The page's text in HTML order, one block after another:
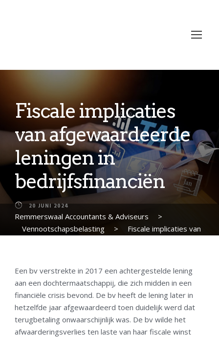
Fiscale implicaties
van afgewaardeerde
leningen in
bedrijfsfinanciën
20 JUNI 2024
Remmerswaal Accountants & Adviseurs
>
Vennootschapsbelasting
>
Fiscale implicaties van
Een bv verstrekte in 2017 een achtergestelde lening
aan een dochtermaatschappij, die zich midden in een
financiële crisis bevond. De bv heeft de lening later in
hetzelfde jaar afgewaardeerd toen duidelijk werd dat
terugbetaling onwaarschijnlijk was. De bv wilde het
afwaarderingsverlies ten laste van haar fiscale winst